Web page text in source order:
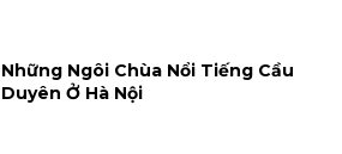
Những Ngôi Chùa Nổi Tiếng Cầu
Duyên Ở Hà Nội